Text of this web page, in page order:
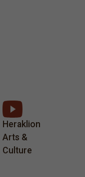
Heraklion
Arts &
Culture